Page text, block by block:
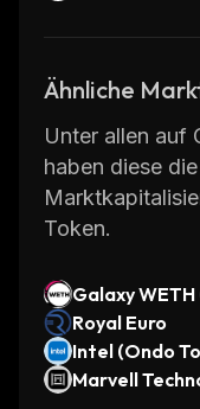
Ähnliche
Unter allen auf
haben diese
Token.
Galaxy WETH
ty
Royal Euro
Intel (Ondo
ed Stock)
Marvell